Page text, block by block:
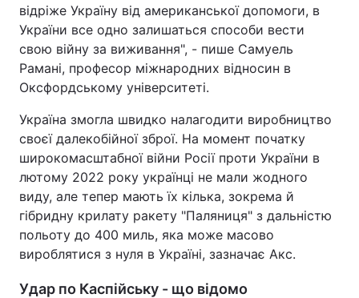
відріже Україну від американської допомоги, в
України все одно залишаться способи вести
свою війну за виживання", - пише Самуель
Рамані, професор міжнародних відносин в
Оксфордському університеті.
Україна змогла швидко налагодити виробництво
своєї далекобійної зброї. На момент початку
широкомасштабної війни Росії проти України в
лютому 2022 року українці не мали жодного
виду, але тепер мають їх кілька, зокрема й
гібридну крилату ракету "Паляниця" з дальністю
польоту до 400 миль, яка може масово
вироблятися з нуля в Україні, зазначає Акс.
Удар по Каспійську - що відомо